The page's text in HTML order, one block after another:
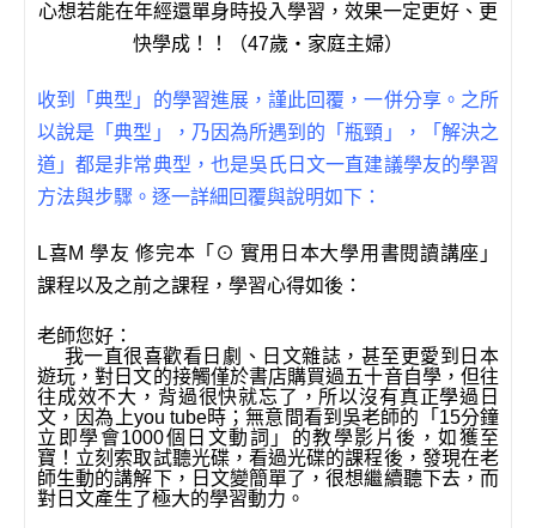
心想若能在年經還單身時投入學習，效果一定更好、更
快學成！！（47歲‧家庭主婦）
收到「典型」的學習進展，謹此回覆，一併分享。之所
以說是「典型」，乃因為所遇到的「瓶頸」，「解決之
道」都是非常典型，也是吳氏日文一直建議學友的學習
方法與步驟。逐一詳細回覆與說明如下：
L喜M 學友 修完本「⊙ 實用日本大學用書閱讀講座」
課程以及之前之課程，學習心得如後：
老師您好：
我一直很喜歡看日劇、日文雜誌，甚至更愛到日本
遊玩，對日文的接觸僅於書店購買過五十音自學，但往
往成效不大，背過很快就忘了，所以沒有真正學過日
文，因為上you tube時；無意間看到吳老師的「15分鐘
立即學會1000個日文動詞」的教學影片後，如獲至
寶！立刻索取試聽光碟，看過光碟的課程後，發現在老
師生動的講解下，日文變簡單了，很想繼續聽下去，而
對日文產生了極大的學習動力。